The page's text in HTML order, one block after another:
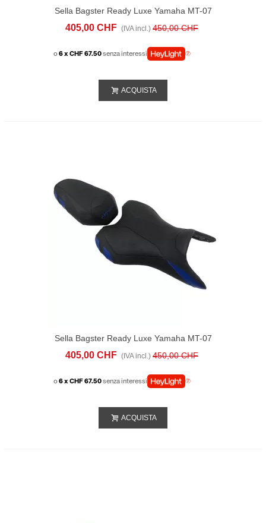
Sella Bagster Ready Luxe Yamaha MT-07
(2018-20) Vermillon
405,00 CHF (IVA incl.) 450,00 CHF
o6 x CHF 67.50senza interessi
ACQUISTA
Sella Bagster Ready Luxe Yamaha MT-07
(2018-20) Nera Blu
405,00 CHF (IVA incl.) 450,00 CHF
o6 x CHF 67.50senza interessi
ACQUISTA